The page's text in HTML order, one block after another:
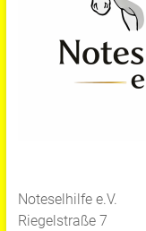
Noteselhilfe e.V.
Riegelstraße 7